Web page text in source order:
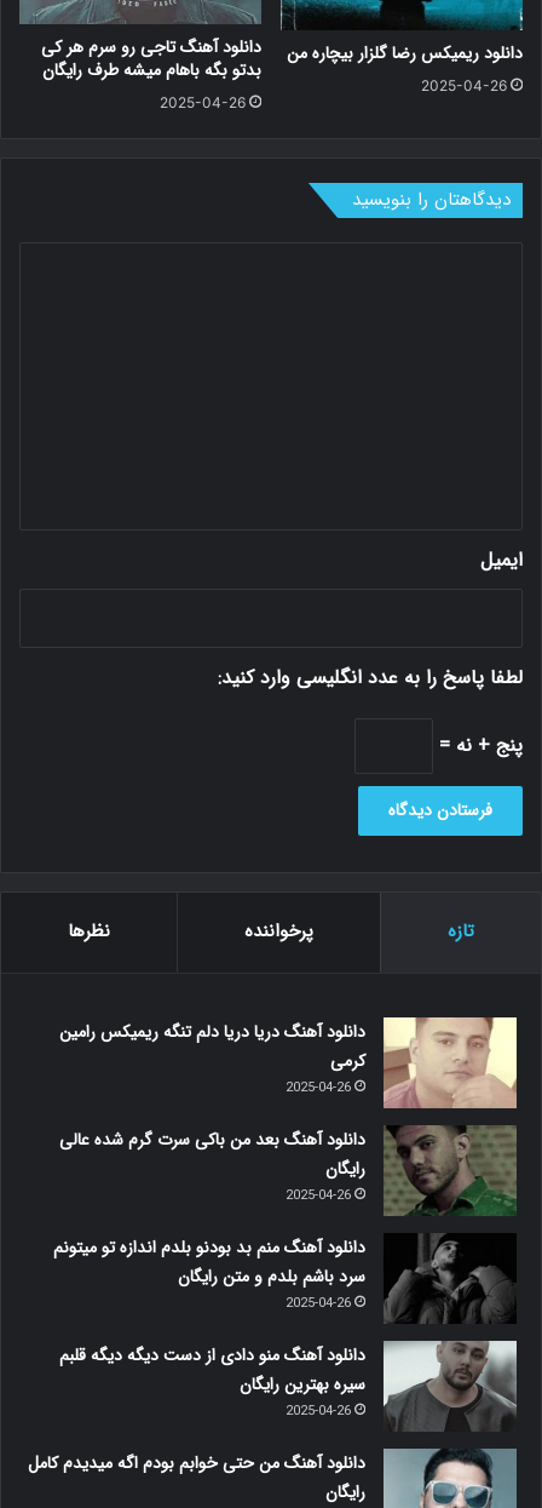
دانلود ریمیکس رضا گلزار بیچاره من
2025-04-26
دانلود آهنگ تاجی رو سرم هر کی
بدتو بگه باهام میشه طرف رایگان
2025-04-26
دیدگاهتان را بنویسید
ایمیل
لطفا پاسخ را به عدد انگلیسی وارد کنید:
پنج + نه =
تازه پرخواننده نظرها
دانلود آهنگ دریا دریا دلم تنگه ریمیکس رامین
کرمی
2025-04-26
دانلود آهنگ بعد من باکی سرت گرم شده عالی
رایگان
2025-04-26
دانلود آهنگ منم بد بودنو بلدم اندازه تو میتونم
سرد باشم بلدم و متن رایگان
2025-04-26
دانلود آهنگ منو دادی از دست دیگه دیگه قلبم
سیره بهترین رایگان
2025-04-26
دانلود آهنگ من حتی خوابم بودم اگه میدیدم کامل
رایگان